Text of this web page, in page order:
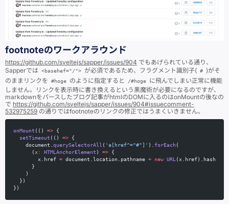
footnoteのワークアラウンド
https://github.com/sveltejs/sapper/issues/904 でもあげられている通り、
Sapperでは
<basehef="/"> が必須であるため、フラグメント識別子( #
)がそ
のままリンクを
#hoge のように指定すると /#hoge
に飛んでしまい正常に機能
しません。リンクを表示時に書き換えるという黒魔術が必要になるのですが、
markdownをパースしたブログ記事がhtmlのDOMに入るのはonMountの後なの
で https://github.com/sveltejs/sapper/issues/904#issuecomment-
532975259 の通りではfootnoteのリンクの修正ではうまくいきません。
onMount (() => {
  setTimeout
(() => {
    document.
querySelectorAll ( 'a[href^="#"]' ). forEach(
      (
x: HTMLAnchorElement ) => {
        x.href
= document.location.pathname + new URL (x.href).hash
      }
    )
  })
})